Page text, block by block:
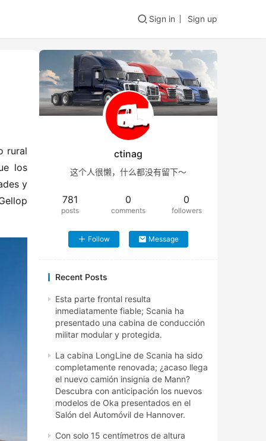
Sign in Sign up
rural
los
y
ctinag
这个人很懒，什么都没有留下～
781
posts
0
comments
0
followers
Follow Message
Recent Posts
Esta parte frontal resulta
inmediatamente fiable; Scania ha
presentado una cabina de conducción
militar modular y protegida.
La cabina LongLine de Scania ha sido
completamente renovada; ¿acaso llega
el nuevo camión insignia de Mann?
Descubra con anticipación los nuevos
modelos de Oka presentados en el
Salón del Automóvil de Hannover.
Con solo 15 centímetros de altura